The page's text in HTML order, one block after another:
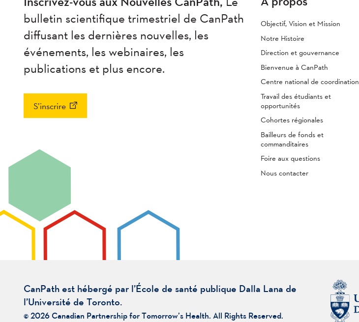
bulletin scientifique trimestriel de CanPath
diffusant les dernières nouvelles, les
événements, les webinaires, les
publications et plus encore.
S’inscrire
Objectif, Vision et Mission
Notre Histoire
Direction et gouvernance
Bienvenue à CanPath
Centre national de coordination
Travail des étudiants et
opportunités
Cohortes régionales
Bailleurs de fonds et
commanditaires
Foire aux questions
Nous contacter
CanPath est hébergé par l’École de santé publique Dalla Lana de
l’Université de Toronto.
© 2026 Canadian Partnership for Tomorrow’s Health. All Rights Reserved.